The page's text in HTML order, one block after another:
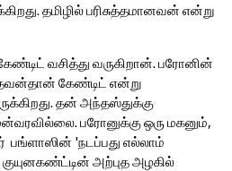
தமிழில் பரிசுத்தமானவன் என்று
வசித்து வருகிறான். பரோனின்
கேண்டிட் என்று
தன் அந்தஸ்துக்கு
பரோனுக்கு ஒரு மகனும்,
பங்ளாஸின் 'நடப்பது எல்லாம்
குயுனகண்ட்டின் அற்புத அழகில்